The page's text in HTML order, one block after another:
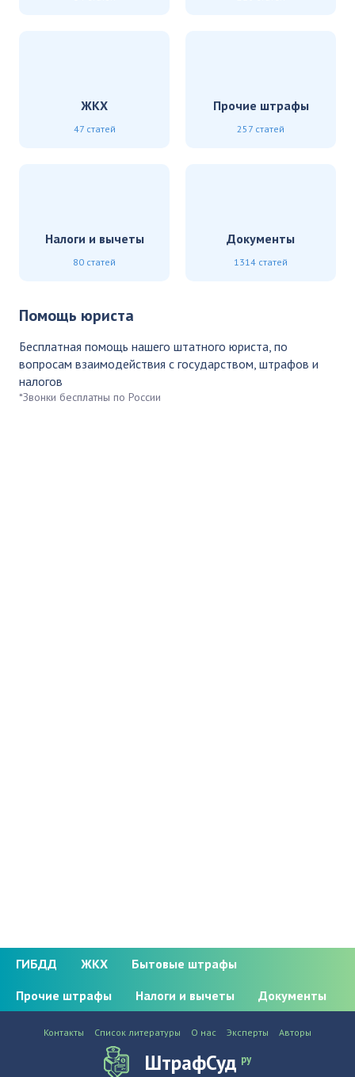
ЖКХ
47 статей
Прочие штрафы
257 статей
Налоги и вычеты
80 статей
Документы
1314 статей
Помощь юриста
Бесплатная помощь нашего штатного юриста, по
вопросам взаимодействия с государством, штрафов и
налогов
*Звонки бесплатны по России
ГИБДД ЖКХ
Бытовые штрафы
Прочие штрафы
Налоги и вычеты Документы
ШтрафСуд ру
Контакты Список литературы О нас Эксперты Авторы